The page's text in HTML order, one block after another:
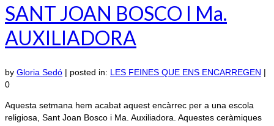
SANT JOAN BOSCO I Ma.
AUXILIADORA
by Gloria Sedó | posted in: LES FEINES QUE ENS ENCARREGEN |
0
Aquesta setmana hem acabat aquest encàrrec per a una escola
religiosa, Sant Joan Bosco i Ma. Auxiliadora. Aquestes ceràmiques